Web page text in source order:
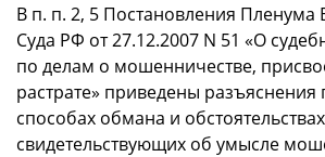
В п. п. 2, 5 Постановления Пленума
Суда РФ от 27.12.2007 N 51 «О
по делам о мошенничестве,
растрате» приведены разъяснения
способах обмана и
свидетельствующих об умысле